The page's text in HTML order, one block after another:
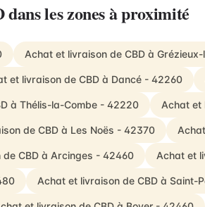
les zones à proximité
Achat et livraison de CBD à
et livraison de CBD à Dancé - 42260
à Thélis-la-Combe - 42220 Achat et
de CBD à Les Noës - 42370
CBD à Arcinges - 42460 Achat et
Achat et livraison de CBD à Saint-